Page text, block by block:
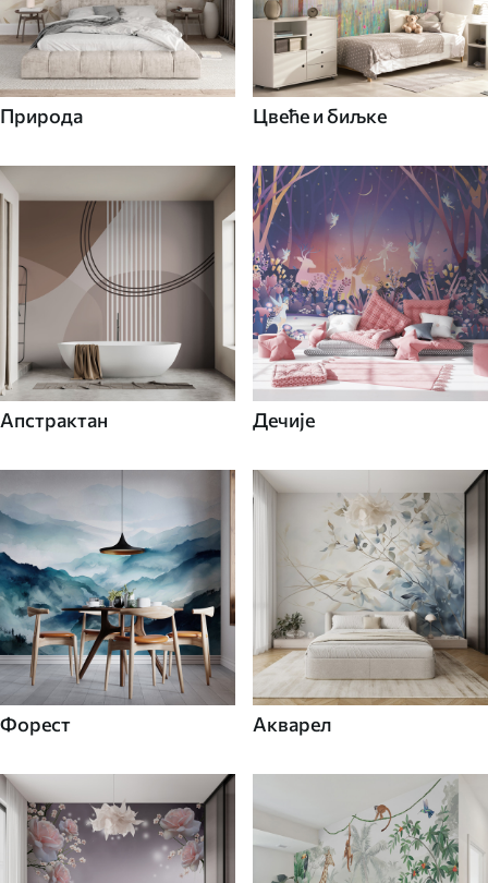
Природа Цвеће и биљке
Апстрактан Дечије
Форест Акварел